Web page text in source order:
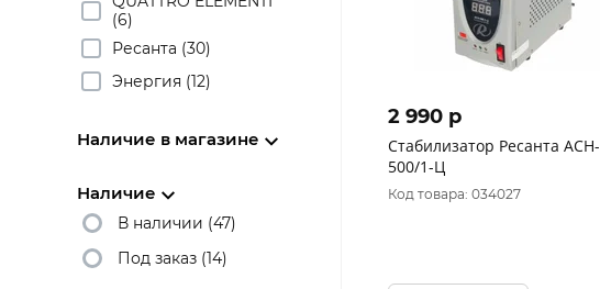
(6)
Ресанта (30)
Энергия (12)
Наличие в магазине
Наличие
В наличии (47)
Под заказ (14)
2 990 p
Стабилизатор Ресанта АСН-
500/1-Ц
Код товара: 034027